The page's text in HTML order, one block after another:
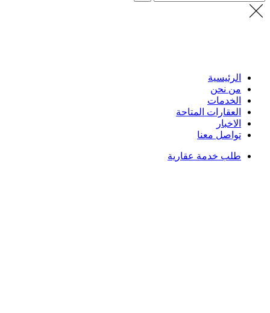
الرئيسية
من نحن
الخدمات
العقارات المتاحة
الاخبار
تواصل معنا
طلب خدمة عقارية